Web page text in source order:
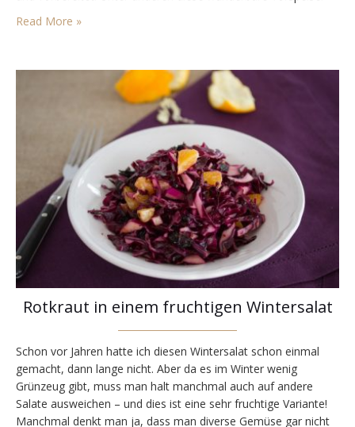
Unsere Freunde hatte diese Vorspeise – die vor allem aus
Karotten besteht –…
Read More »
Rotkraut in einem fruchtigen Wintersalat
Schon vor Jahren hatte ich diesen Wintersalat schon einmal
gemacht, dann lange nicht. Aber da es im Winter wenig
Grünzeug gibt, muss man halt manchmal auch auf andere
Salate ausweichen – und dies ist eine sehr fruchtige Variante!
Manchmal denkt man ja, dass man diverse Gemüse gar nicht